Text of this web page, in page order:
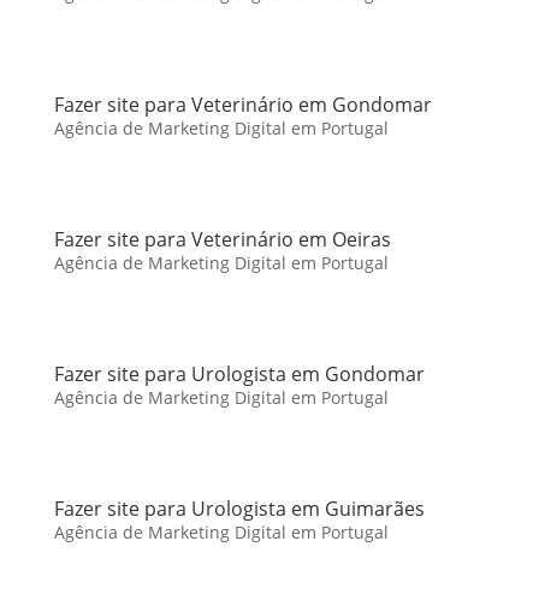
Fazer site para Veterinário em Gondomar
Agência de Marketing Digital em Portugal
Fazer site para Veterinário em Oeiras
Agência de Marketing Digital em Portugal
Fazer site para Urologista em Gondomar
Agência de Marketing Digital em Portugal
Fazer site para Urologista em Guimarães
Agência de Marketing Digital em Portugal